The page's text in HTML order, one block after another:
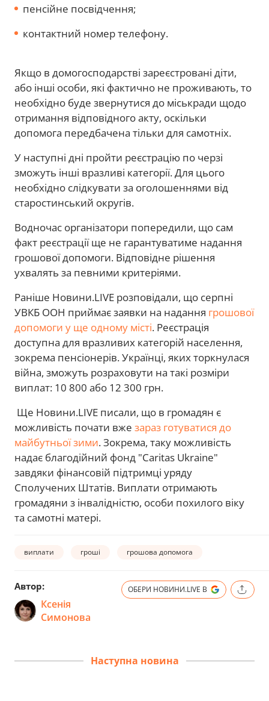
пенсійне посвідчення;
контактний номер телефону.
Якщо в домогосподарстві зареєстровані діти,
або інші особи, які фактично не проживають, то
необхідно буде звернутися до міськради щодо
отримання відповідного акту, оскільки
допомога передбачена тільки для самотніх.
У наступні дні пройти реєстрацію по черзі
зможуть інші вразливі категорії. Для цього
необхідно слідкувати за оголошеннями від
старостинський округів.
Водночас організатори попередили, що сам
факт реєстрації ще не гарантуватиме надання
грошової допомоги. Відповідне рішення
ухвалять за певними критеріями.
Раніше Новини.LIVE розповідали, що серпні
УВКБ ООН приймає заявки на надання грошової
допомоги у ще одному місті. Реєстрація
доступна для вразливих категорій населення,
зокрема пенсіонерів. Українці, яких торкнулася
війна, зможуть розраховути на такі розміри
виплат: 10 800 або 12 300 грн.
Ще Новини.LIVE писали, що в громадян є
можливість почати вже зараз готуватися до
майбутньої зими. Зокрема, таку можливість
надає благодійний фонд "Caritas Ukraine"
завдяки фінансовій підтримці уряду
Сполучених Штатів. Виплати отримають
громадяни з інвалідністю, особи похилого віку
та самотні матері.
виплати гроші грошова допомога
Автор:
Ксенія
Симонова
ОБЕРИ НОВИНИ.LIVE В
Наступна новина